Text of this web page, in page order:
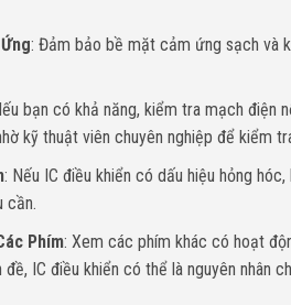
: Đảm bảo bề mặt cảm ứng sạch và
bạn có khả năng, kiểm tra mạch
kỹ thuật viên chuyên nghiệp để kiểm
: Nếu IC điều khiển có dấu hiệu hỏng
cần.
Phím: Xem các phím khác có hoạt
IC điều khiển có thể là nguyên nhân